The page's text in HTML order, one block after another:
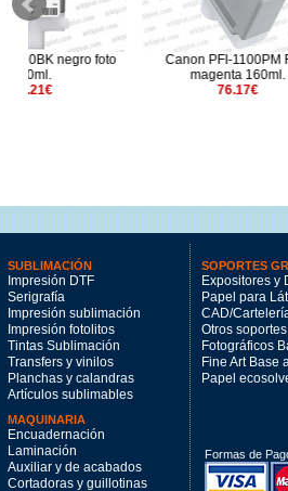
Canon PFI-1100PM Foto
SUBLIMACIÓN
Impresión DTF
Serigrafía
Impresión sublimación
Impresión fotolitos
Tintas Sublimación
Transfers y vinilos
Planchas y calandras
Artículos sublimables
MAQUINARIA
Encuadernación
Laminación
Auxiliar y de acabados
Cortadoras y guillotinas
SOPORTES
Expositores y
Papel para
CAD/
Otros soportes
Fotográficos
Fine Art Base
Papel
Formas de